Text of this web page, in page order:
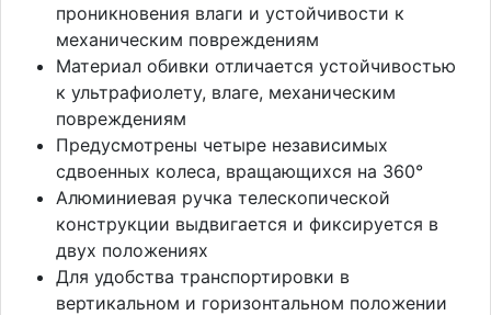
проникновения влаги и устойчивости к
механическим повреждениям
Материал обивки отличается устойчивостью
к ультрафиолету, влаге, механическим
повреждениям
Предусмотрены четыре независимых
сдвоенных колеса, вращающихся на 360°
Алюминиевая ручка телескопической
конструкции выдвигается и фиксируется в
двух положениях
Для удобства транспортировки в
вертикальном и горизонтальном положении